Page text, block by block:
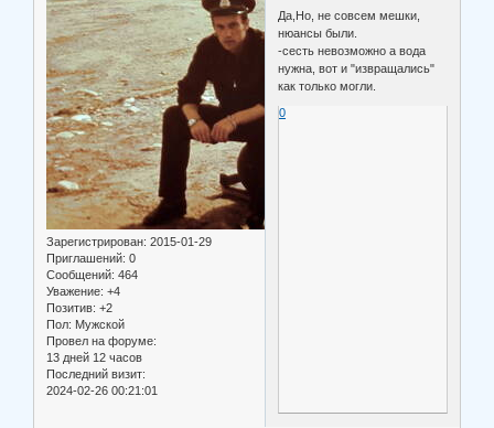
Зарегистрирован: 2015-01-29
Приглашений: 0
Сообщений: 464
Уважение: +4
Позитив: +2
Пол: Мужской
Провел на форуме:
13 дней 12 часов
Последний визит:
2024-02-26 00:21:01
Да,Но, не совсем мешки,
нюансы были.
-сесть невозможно а вода
нужна, вот и "извращались"
как только могли.
0